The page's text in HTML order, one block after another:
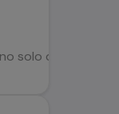
solo despierta